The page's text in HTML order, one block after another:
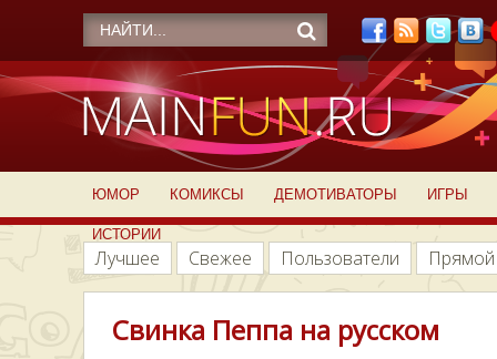
ЮМОР КОМИКСЫ ДЕМОТИВАТОРЫ ИГРЫ
ИСТОРИИ
Лучшее Свежее Пользователи
Свинка Пеппа на русском